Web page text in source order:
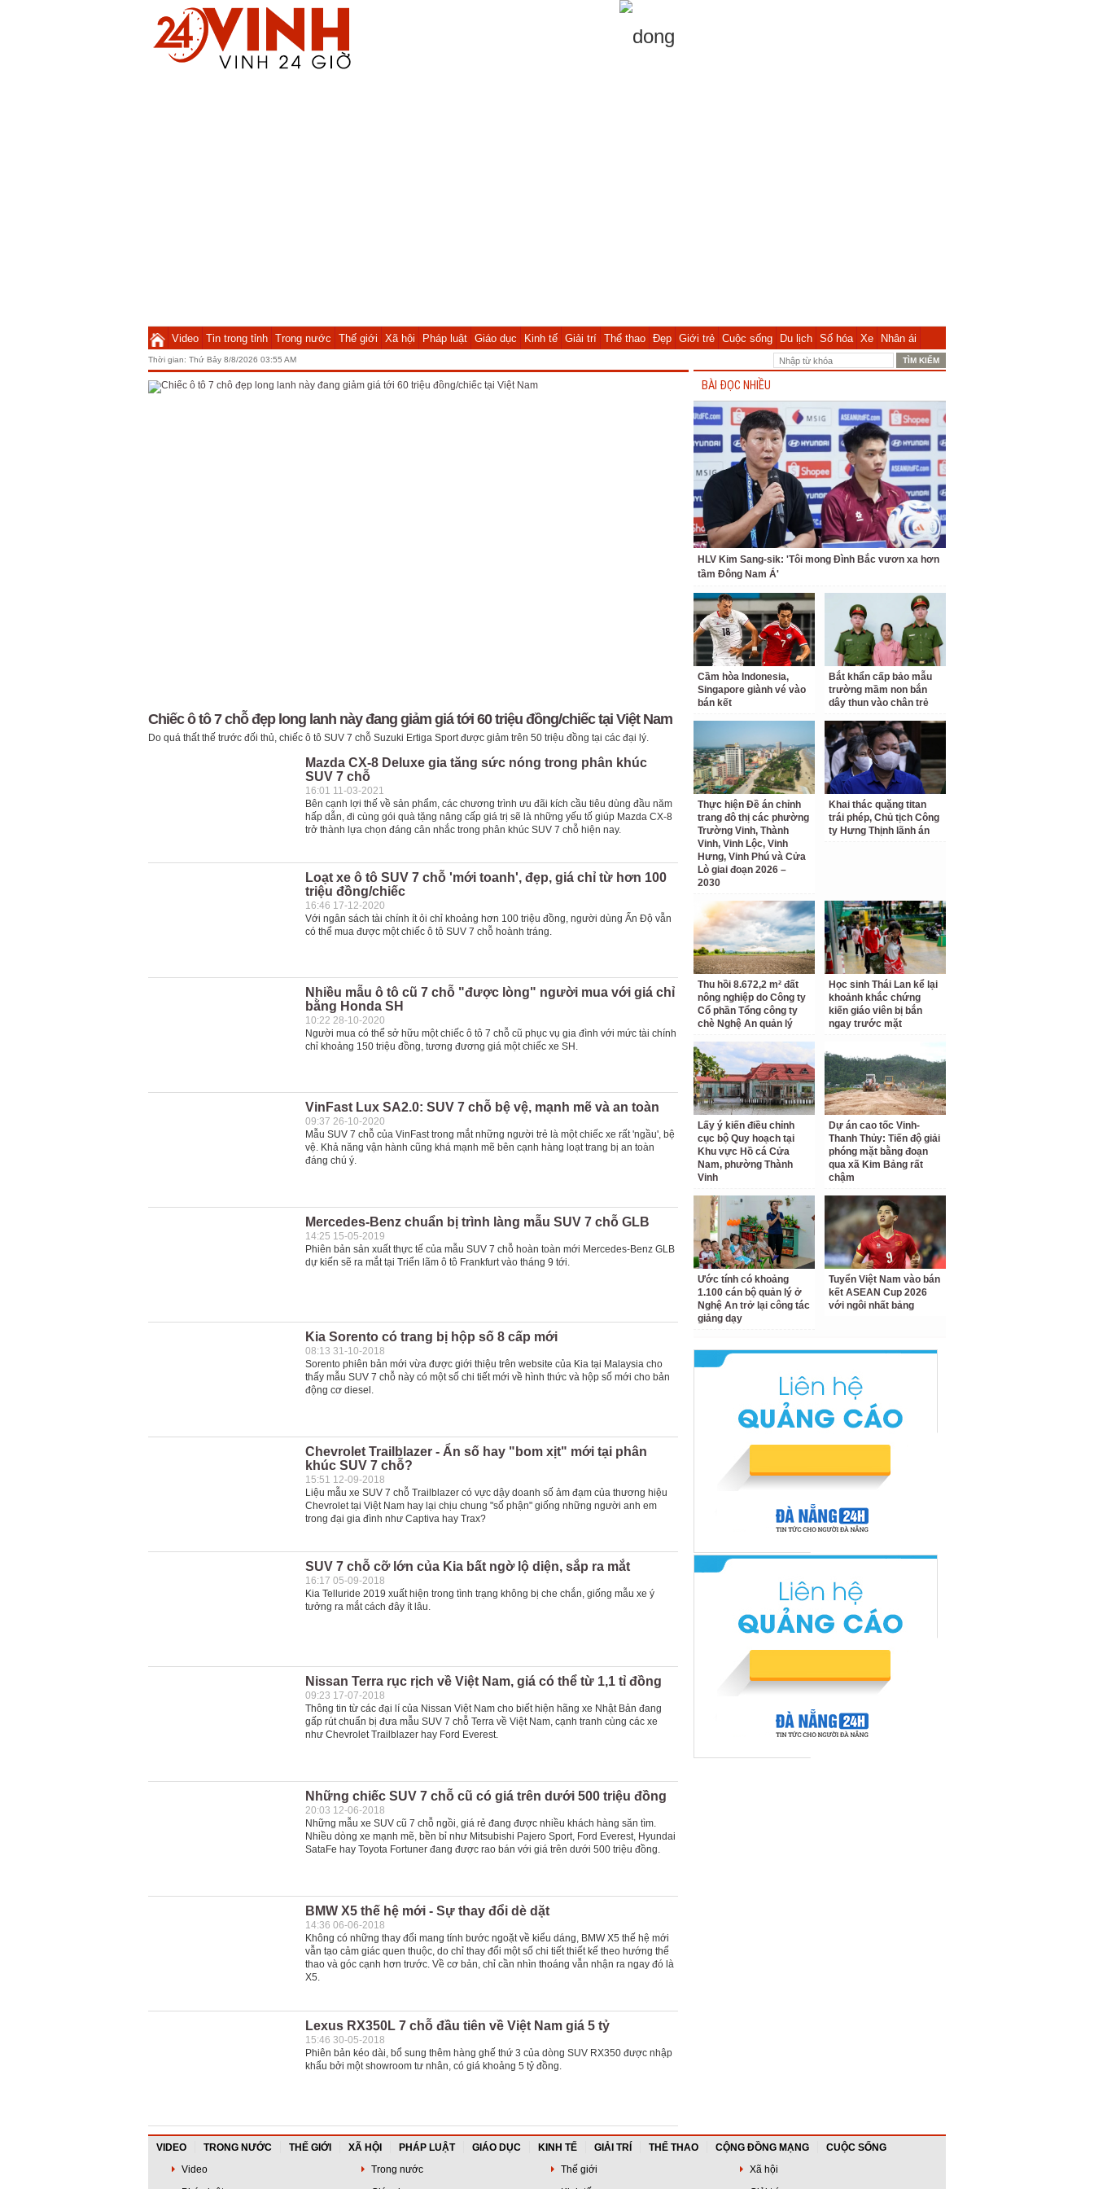
Video Tin trong tỉnh Trong nước Thế giới Xã hội Pháp luật Giáo dục Kinh tế Giải trí Thể thao Đẹp Giới trẻ Cuộc sống Du lịch Số hóa Xe Nhân ái
Thời gian: Thứ Bảy 8/8/2026 03:55 AM
Chiếc ô tô 7 chỗ đẹp long lanh này đang giảm giá tới 60 triệu đồng/chiếc tại Việt Nam
Do quá thất thế trước đối thủ, chiếc ô tô SUV 7 chỗ Suzuki Ertiga Sport được giảm trên 50 triệu đồng tại các đại lý.
Mazda CX-8 Deluxe gia tăng sức nóng trong phân khúc
SUV 7 chỗ
16:01 11-03-2021
Bên cạnh lợi thế về sản phẩm, các chương trình ưu đãi kích cầu tiêu dùng đầu năm
hấp dẫn, đi cùng gói quà tặng nâng cấp giá trị sẽ là những yếu tố giúp Mazda CX-8
trở thành lựa chọn đáng cân nhắc trong phân khúc SUV 7 chỗ hiện nay.
Loạt xe ô tô SUV 7 chỗ 'mới toanh', đẹp, giá chỉ từ hơn 100
triệu đồng/chiếc
16:46 17-12-2020
Với ngân sách tài chính ít ỏi chỉ khoảng hơn 100 triệu đồng, người dùng Ấn Độ vẫn
có thể mua được một chiếc ô tô SUV 7 chỗ hoành tráng.
Nhiều mẫu ô tô cũ 7 chỗ "được lòng" người mua với giá chỉ
bằng Honda SH
10:22 28-10-2020
Người mua có thể sở hữu một chiếc ô tô 7 chỗ cũ phục vụ gia đình với mức tài chính
chỉ khoảng 150 triệu đồng, tương đương giá một chiếc xe SH.
VinFast Lux SA2.0: SUV 7 chỗ bệ vệ, mạnh mẽ và an toàn
09:37 26-10-2020
Mẫu SUV 7 chỗ của VinFast trong mắt những người trẻ là một chiếc xe rất 'ngầu', bệ
vệ. Khả năng vận hành cũng khá mạnh mẽ bên cạnh hàng loạt trang bị an toàn
đáng chú ý.
Mercedes-Benz chuẩn bị trình làng mẫu SUV 7 chỗ GLB
14:25 15-05-2019
Phiên bản sản xuất thực tế của mẫu SUV 7 chỗ hoàn toàn mới Mercedes-Benz GLB
dự kiến sẽ ra mắt tại Triển lãm ô tô Frankfurt vào tháng 9 tới.
Kia Sorento có trang bị hộp số 8 cấp mới
08:13 31-10-2018
Sorento phiên bản mới vừa được giới thiệu trên website của Kia tại Malaysia cho
thấy mẫu SUV 7 chỗ này có một số chi tiết mới về hình thức và hộp số mới cho bản
động cơ diesel.
Chevrolet Trailblazer - Ẩn số hay "bom xịt" mới tại phân
khúc SUV 7 chỗ?
15:51 12-09-2018
Liệu mẫu xe SUV 7 chỗ Trailblazer có vực dậy doanh số ảm đạm của thương hiệu
Chevrolet tại Việt Nam hay lại chịu chung "số phận" giống những người anh em
trong đại gia đình như Captiva hay Trax?
SUV 7 chỗ cỡ lớn của Kia bất ngờ lộ diện, sắp ra mắt
16:17 05-09-2018
Kia Telluride 2019 xuất hiện trong tình trạng không bị che chắn, giống mẫu xe ý
tưởng ra mắt cách đây ít lâu.
Nissan Terra rục rịch về Việt Nam, giá có thể từ 1,1 tỉ đồng
09:23 17-07-2018
Thông tin từ các đại lí của Nissan Việt Nam cho biết hiện hãng xe Nhật Bản đang
gấp rút chuẩn bị đưa mẫu SUV 7 chỗ Terra về Việt Nam, cạnh tranh cùng các xe
như Chevrolet Trailblazer hay Ford Everest.
Những chiếc SUV 7 chỗ cũ có giá trên dưới 500 triệu đồng
20:03 12-06-2018
Những mẫu xe SUV cũ 7 chỗ ngồi, giá rẻ đang được nhiều khách hàng săn tìm.
Nhiều dòng xe mạnh mẽ, bền bỉ như Mitsubishi Pajero Sport, Ford Everest, Hyundai
SataFe hay Toyota Fortuner đang được rao bán với giá trên dưới 500 triệu đồng.
BMW X5 thế hệ mới - Sự thay đổi dè dặt
14:36 06-06-2018
Không có những thay đổi mang tính bước ngoặt về kiểu dáng, BMW X5 thế hệ mới
vẫn tạo cảm giác quen thuộc, do chỉ thay đổi một số chi tiết thiết kế theo hướng thể
thao và góc cạnh hơn trước. Về cơ bản, chỉ cần nhìn thoáng vẫn nhận ra ngay đó là
X5.
Lexus RX350L 7 chỗ đầu tiên về Việt Nam giá 5 tỷ
15:46 30-05-2018
Phiên bản kéo dài, bổ sung thêm hàng ghế thứ 3 của dòng SUV RX350 được nhập
khẩu bởi một showroom tư nhân, có giá khoảng 5 tỷ đồng.
BÀI ĐỌC NHIỀU
HLV Kim Sang-sik: 'Tôi mong Đình Bắc vươn xa hơn
tầm Đông Nam Á'
Cầm hòa Indonesia,
Singapore giành vé vào
bán kết
Bắt khẩn cấp bảo mẫu
trường mầm non bắn
dây thun vào chân trẻ
Thực hiện Đề án chỉnh
trang đô thị các phường
Trường Vinh, Thành
Vinh, Vinh Lộc, Vinh
Hưng, Vinh Phú và Cửa
Lò giai đoạn 2026 –
2030
Khai thác quặng titan
trái phép, Chủ tịch Công
ty Hưng Thịnh lãnh án
Thu hồi 8.672,2 m² đất
nông nghiệp do Công ty
Cổ phần Tổng công ty
chè Nghệ An quản lý
Học sinh Thái Lan kể lại
khoảnh khắc chứng
kiến giáo viên bị bắn
ngay trước mặt
Lấy ý kiến điều chỉnh
cục bộ Quy hoạch tại
Khu vực Hồ cá Cửa
Nam, phường Thành
Vinh
Dự án cao tốc Vinh-
Thanh Thủy: Tiến độ giải
phóng mặt bằng đoạn
qua xã Kim Bảng rất
chậm
Ước tính có khoảng
1.100 cán bộ quản lý ở
Nghệ An trở lại công tác
giảng dạy
Tuyển Việt Nam vào bán
kết ASEAN Cup 2026
với ngôi nhất bảng
VIDEO TRONG NƯỚC THẾ GIỚI XÃ HỘI PHÁP LUẬT GIÁO DỤC KINH TẾ GIẢI TRÍ THỂ THAO CỘNG ĐỒNG MẠNG
CUỘC SỐNG
Video
Trong nước Thế giới
Xã hội